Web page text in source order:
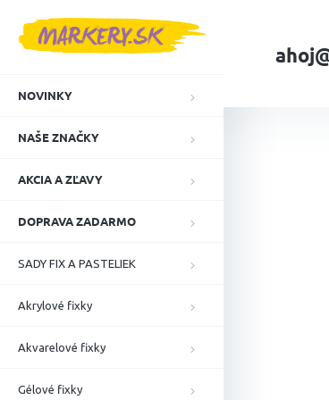
NOVINKY
NAŠE ZNAČKY
AKCIA A ZĽAVY
DOPRAVA ZADARMO
SADY FIX A PASTELIEK
Akrylové fixky
Akvarelové fixky
Gélové fixky